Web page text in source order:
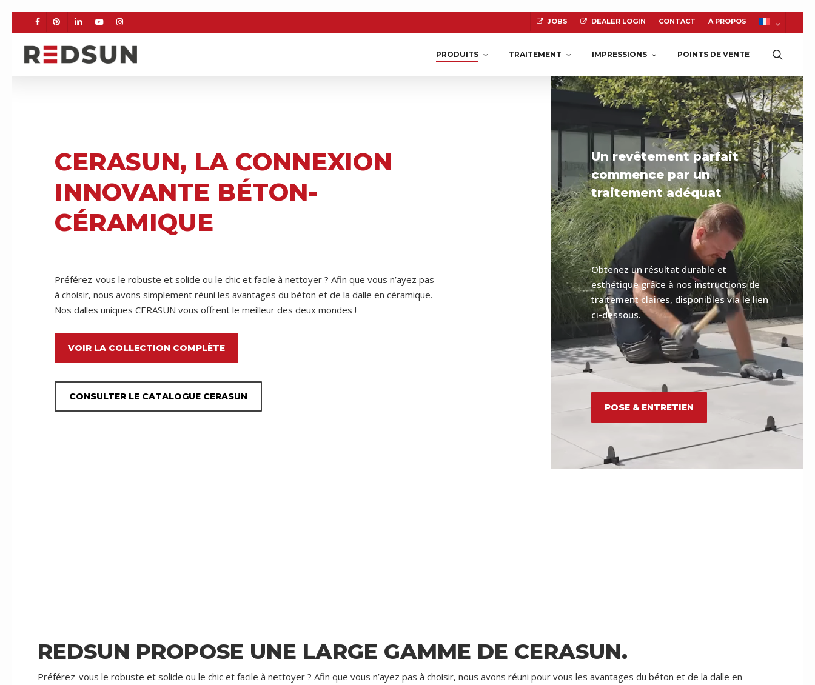
main
content
FACEBOOKPINTEREST
LINKEDINYOUTUBEINSTAGRAM
JOBS DEALER LOGIN CONTACT À PROPOS
PRODUITS
PIERRE NATURELLE
TRAITEMENT IMPRESSIONS POINTS DE VENTE
CERASUN, LA CONNEXION
INNOVANTE BÉTON-
CÉRAMIQUE
Préférez-vous le robuste et solide ou le chic et facile à nettoyer ? Afin que vous n’ayez pas
à choisir, nous avons simplement réuni les avantages du béton et de la dalle en céramique.
Nos dalles uniques CERASUN vous offrent le meilleur des deux mondes !
VOIR LA COLLECTION COMPLÈTE
CONSULTER LE CATALOGUE CERASUN
Un revêtement parfait
commence par un
traitement adéquat
Obtenez un résultat durable et
esthétique grâce à nos instructions de
traitement claires, disponibles via le lien
ci-dessous.
POSE & ENTRETIEN
REDSUN PROPOSE UNE LARGE GAMME DE CERASUN.
Préférez-vous le robuste et solide ou le chic et facile à nettoyer ? Afin que vous n’ayez pas à choisir, nous avons réuni pour vous les avantages du béton et de la dalle en